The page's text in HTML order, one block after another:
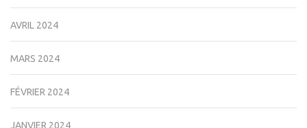
AVRIL 2024
MARS 2024
FÉVRIER 2024
JANVIER 2024